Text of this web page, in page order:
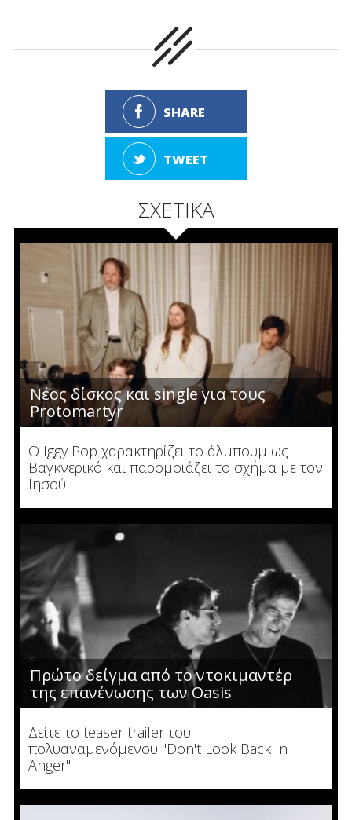
SHARE
TWEET
ΣΧΕΤΙΚΑ
Νέος δίσκος και single για τους
Protomartyr
O Iggy Pop χαρακτηρίζει το άλμπουμ ως
Βαγκνερικό και παρομοιάζει το σχήμα με τον
Ιησού
Πρώτο δείγμα από το ντοκιμαντέρ
της επανένωσης των Oasis
Δείτε το teaser trailer του
πολυαναμενόμενου "Don't Look Back In
Anger"